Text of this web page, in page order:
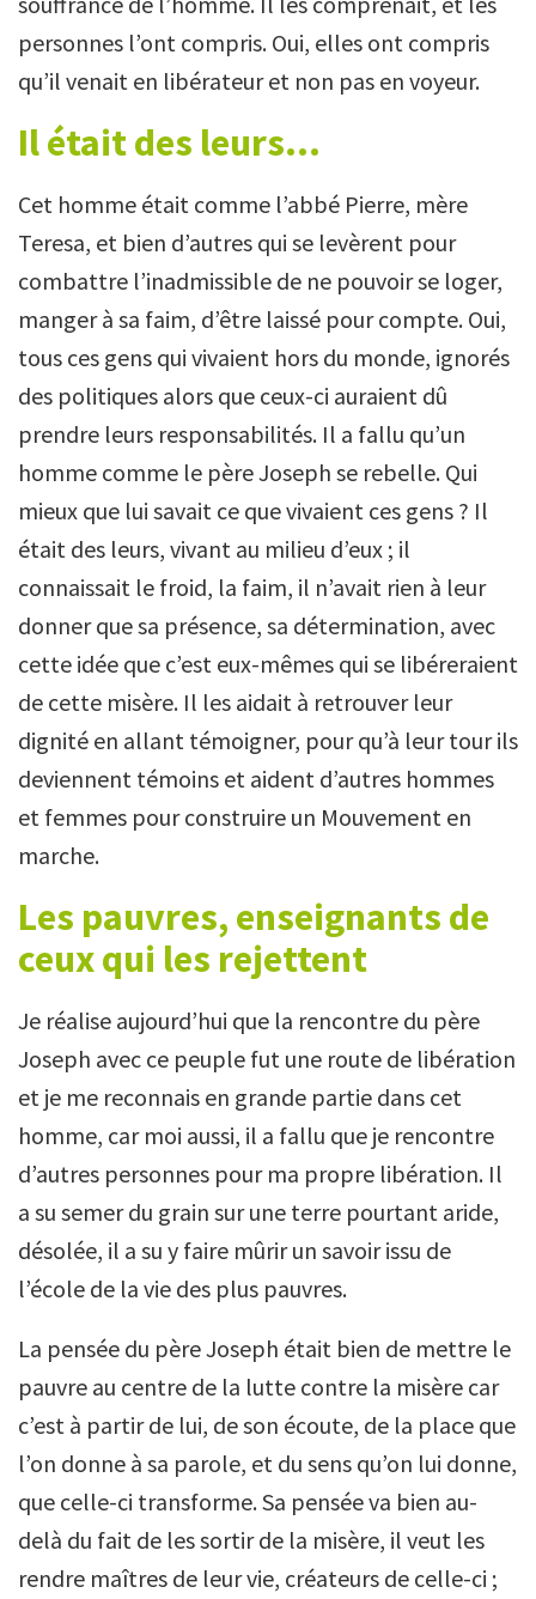
personnes l’ont compris. Oui, elles ont compris
qu’il venait en libérateur et non pas en voyeur.
Il était des leurs…
Cet homme était comme l’abbé Pierre, mère
Teresa, et bien d’autres qui se levèrent pour
combattre l’inadmissible de ne pouvoir se loger,
manger à sa faim, d’être laissé pour compte. Oui,
tous ces gens qui vivaient hors du monde, ignorés
des politiques alors que ceux-ci auraient dû
prendre leurs responsabilités. Il a fallu qu’un
homme comme le père Joseph se rebelle. Qui
mieux que lui savait ce que vivaient ces gens ? Il
était des leurs, vivant au milieu d’eux ; il
connaissait le froid, la faim, il n’avait rien à leur
donner que sa présence, sa détermination, avec
cette idée que c’est eux-mêmes qui se libéreraient
de cette misère. Il les aidait à retrouver leur
dignité en allant témoigner, pour qu’à leur tour ils
deviennent témoins et aident d’autres hommes
et femmes pour construire un Mouvement en
marche.
Les pauvres, enseignants de
ceux qui les rejettent
Je réalise aujourd’hui que la rencontre du père
Joseph avec ce peuple fut une route de libération
et je me reconnais en grande partie dans cet
homme, car moi aussi, il a fallu que je rencontre
d’autres personnes pour ma propre libération. Il
a su semer du grain sur une terre pourtant aride,
désolée, il a su y faire mûrir un savoir issu de
l’école de la vie des plus pauvres.
La pensée du père Joseph était bien de mettre le
pauvre au centre de la lutte contre la misère car
c’est à partir de lui, de son écoute, de la place que
l’on donne à sa parole, et du sens qu’on lui donne,
que celle-ci transforme. Sa pensée va bien au-
delà du fait de les sortir de la misère, il veut les
rendre maîtres de leur vie, créateurs de celle-ci ;